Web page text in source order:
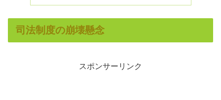
司法制度の崩壊懸念
スポンサーリンク